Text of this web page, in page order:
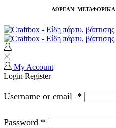
ΔΩΡΕΑΝ ΜΕΤΑΦΟΡΙΚΑ
My Account
Login Register
Username or email *
Password *